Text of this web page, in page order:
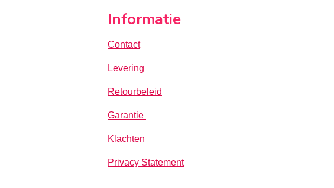
Informatie
Contact
Levering
Retourbeleid
Garantie
Klachten
Privacy Statement